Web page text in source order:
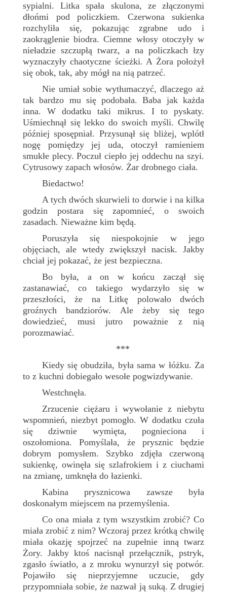
sypialni. Litka spała skulona, ze złączonymi
dłońmi pod policzkiem. Czerwona sukienka
rozchyliła się, pokazując zgrabne udo i
zaokrąglenie biodra. Ciemne włosy otoczyły w
nieładzie szczupłą twarz, a na policzkach łzy
wyznaczyły chaotyczne ścieżki. A Żora położył
się obok, tak, aby mógł na nią patrzeć.
Nie umiał sobie wytłumaczyć, dlaczego aż
tak bardzo mu się podobała. Baba jak każda
inna. W dodatku taki mikrus. I to pyskaty.
Uśmiechnął się lekko do swoich myśli. Chwilę
później sposępniał. Przysunął się bliżej, wplótł
nogę pomiędzy jej uda, otoczył ramieniem
smukłe plecy. Poczuł ciepło jej oddechu na szyi.
Cytrusowy zapach włosów. Żar drobnego ciała.
Biedactwo!
A tych dwóch skurwieli to dorwie i na kilka
godzin postara się zapomnieć, o swoich
zasadach. Nieważne kim będą.
Poruszyła się niespokojnie w jego
objęciach, ale wtedy zwiększył nacisk. Jakby
chciał jej pokazać, że jest bezpieczna.
Bo była, a on w końcu zaczął się
zastanawiać, co takiego wydarzyło się w
przeszłości, że na Litkę polowało dwóch
groźnych bandziorów. Ale żeby się tego
dowiedzieć, musi jutro poważnie z nią
porozmawiać.
***
Kiedy się obudziła, była sama w łóżku. Za
to z kuchni dobiegało wesołe pogwizdywanie.
Westchnęła.
Zrzucenie ciężaru i wywołanie z niebytu
wspomnień, niezbyt pomogło. W dodatku czuła
się dziwnie wymięta, pognieciona i
oszołomiona. Pomyślała, że prysznic będzie
dobrym pomysłem. Szybko zdjęła czerwoną
sukienkę, owinęła się szlafrokiem i z ciuchami
na zmianę, umknęła do łazienki.
Kabina prysznicowa zawsze była
doskonałym miejscem na przemyślenia.
Co ona miała z tym wszystkim zrobić? Co
miała zrobić z nim? Wczoraj przez krótką chwilę
miała okazję spojrzeć na zupełnie inną twarz
Żory. Jakby ktoś nacisnął przełącznik, pstryk,
zgasło światło, a z mroku wynurzył się potwór.
Pojawiło się nieprzyjemne uczucie, gdy
przypomniała sobie, że nazwał ją suką. Z drugiej